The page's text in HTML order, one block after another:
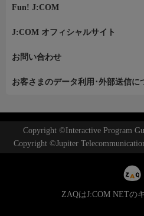
Fun! J:COM
J:COM オフィシャルサイト
お問い合わせ
お客さまのデータ利用･外部送信に
Copyright ©Interactive Program
Copyright ©Jupiter
ZAQはJ:COM NETの